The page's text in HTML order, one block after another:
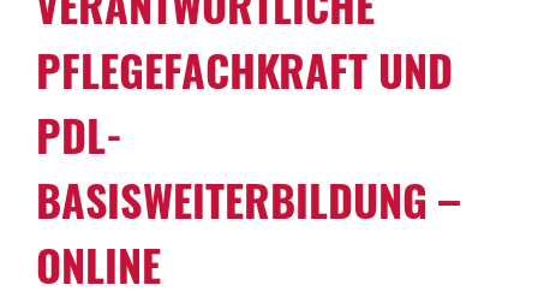
Förderungen
Projekte
Über uns
News Archiv
PFLEGEFACHKRAFT UND
PDL-
BASISWEITERBILDUNG –
ONLINE